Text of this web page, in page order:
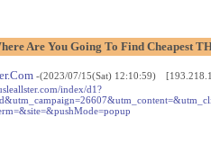
Are You Going To Find Cheapest
-(2023/07/15(Sat) 12:10:59)
index/d1?